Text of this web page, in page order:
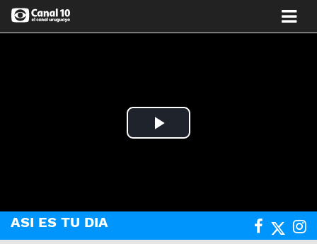
Play
ASI ES TU DIA